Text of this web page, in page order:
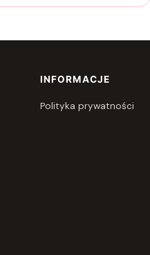
INFORMACJE
Polityka prywatności